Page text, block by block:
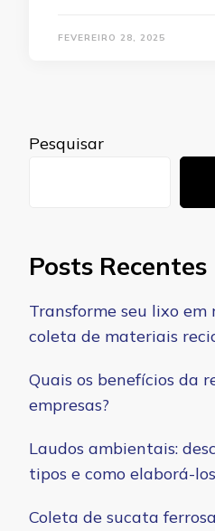
FEVEREIRO 28, 2025
Pesquisar
Posts Recentes
Transforme seu lixo em
coleta de materiais
Quais os benefícios da
empresas?
Laudos ambientais:
tipos e como elaborá-los
Coleta de sucata